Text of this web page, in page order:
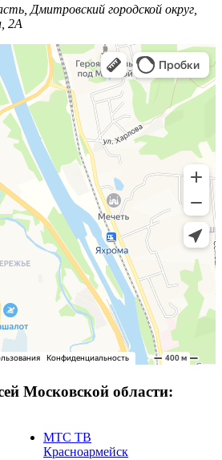
Дмитровский городской округ,
2А
Московской области:
МТС ТВ
Красноармейск